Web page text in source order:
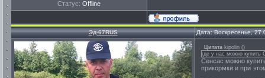
Статус: Offline
Эд-67RUS Дата: Воскресенье,
Цитата kipolin ()
где у нас можно купить
Сенсас можно
прикормки и при